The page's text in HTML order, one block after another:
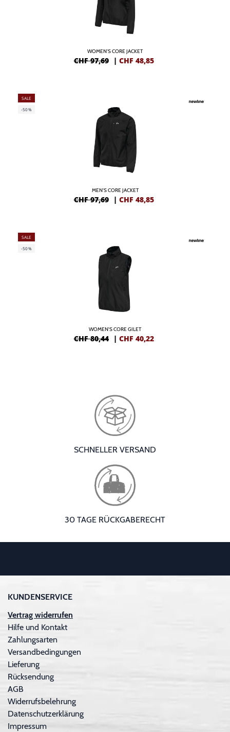
WOMEN'S CORE JACKET
CHF 97,69 | CHF 48,85
SALE
-50%
MEN'S CORE JACKET
CHF 97,69 | CHF 48,85
SALE
-50%
WOMEN'S CORE GILET
CHF 80,44 | CHF 40,22
SCHNELLER VERSAND
30 TAGE RÜCKGABERECHT
KUNDENSERVICE
Vertrag widerrufen
Hilfe und Kontakt
Zahlungsarten
Versandbedingungen
Lieferung
Rücksendung
AGB
Widerrufsbelehrung
Datenschutzerklärung
Impressum